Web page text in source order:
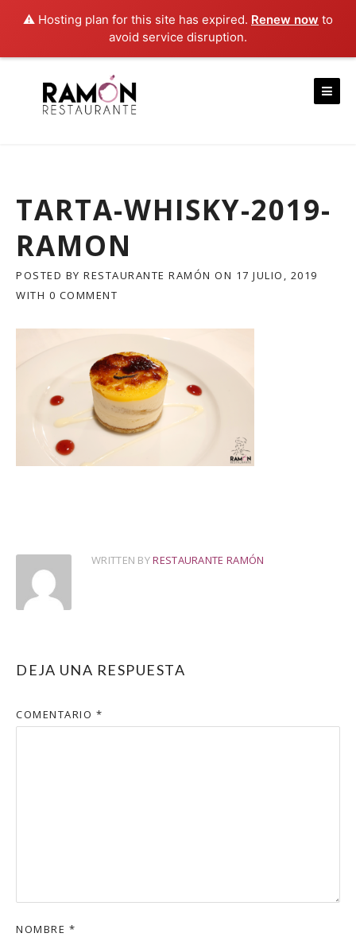
⚠️ Hosting plan for this site has expired. Renew now to
avoid service disruption.
TARTA-WHISKY-2019-
RAMON
POSTED BY RESTAURANTE RAMÓN ON 17 JULIO, 2019
WITH 0 COMMENT
WRITTEN BYRESTAURANTE RAMÓN
DEJA UNA RESPUESTA
COMENTARIO *
NOMBRE *